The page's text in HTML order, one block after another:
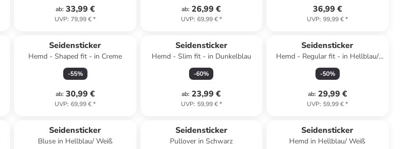
ab: 33,99 €
UVP: 79,99 €*
ab: 26,99 €
UVP: 69,99 €*
36,99 €
UVP: 99,99 €*
Seidensticker
Hemd - Shaped fit - in Creme
-55%
ab: 30,99 €
UVP: 69,99 €*
Seidensticker
Hemd - Slim fit - in Dunkelblau
-60%
ab: 23,99 €
UVP: 59,99 €*
Seidensticker
Hemd - Regular fit - in Hellblau/
Weiß
-50%
ab: 29,99 €
UVP: 59,99 €*
Seidensticker
Bluse in Hellblau/ Weiß
Seidensticker
Pullover in Schwarz
Seidensticker
Hemd in Hellblau/ Weiß